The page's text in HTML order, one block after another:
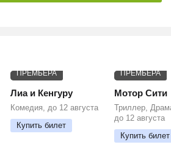
ПРЕМЬЕРА
Лиа и Кенгуру
Комедия, до 12 августа
Купить билет
ПРЕМЬЕРА
Мотор Сити
Триллер,
до 12 августа
Купить билет